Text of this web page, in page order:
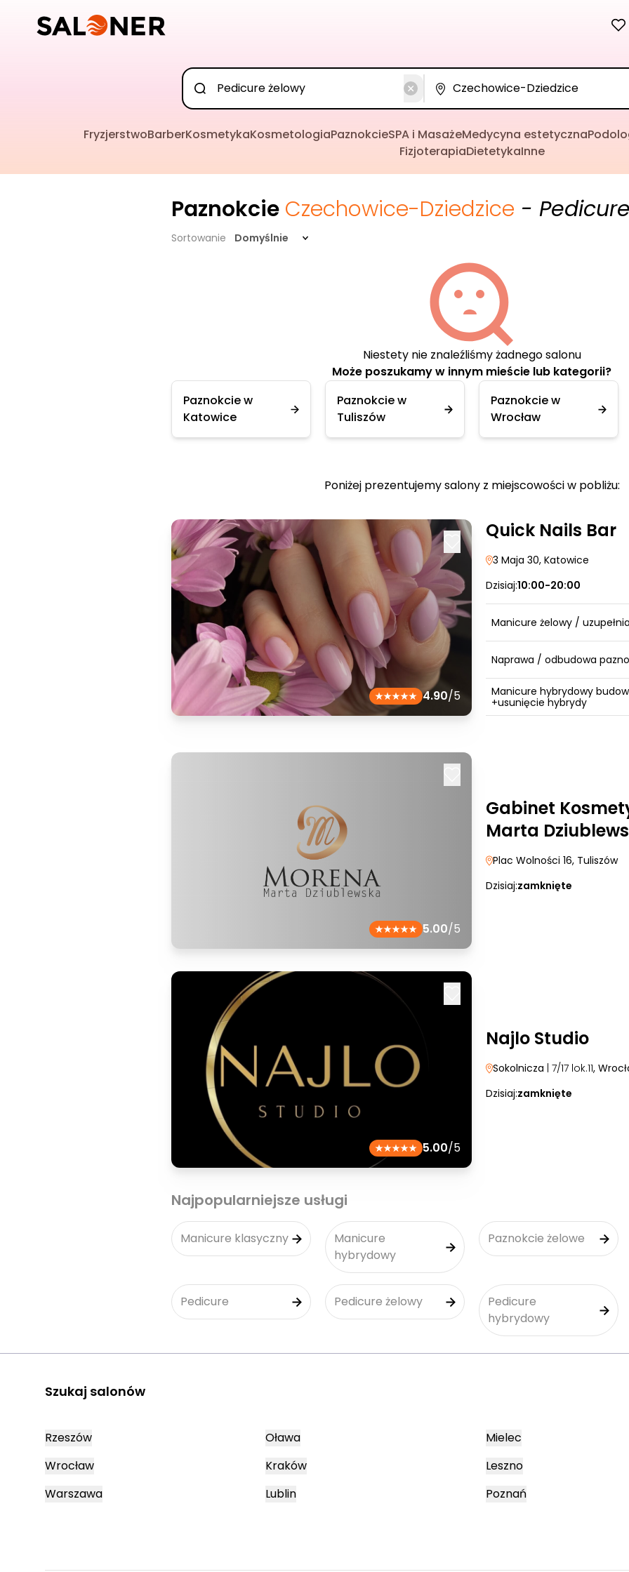
FryzjerstwoBarberKosmetykaKosmetologiaPaznokcieSPA i MasażeMedycyna estetyczna
FizjoterapiaDietetykaInne
Paznokcie Czechowice-Dziedzice -
Sortowanie Domyślnie
Niestety nie znaleźliśmy żadnego salonu
Może poszukamy w innym mieście lub kategorii?
Paznokcie w
Katowice
Paznokcie w
Tuliszów
Paznokcie w
Wrocław
Poniżej prezentujemy salony z miejscowości w pobliżu:
4.90/5
Quick Nails Bar
3 Maja 30, Katowice
Dzisiaj:10:00-20:00
Manicure żelowy /
Naprawa / odbudowa
Manicure hybrydowy
+usunięcie hybrydy
5.00/5
Gabinet
Marta
Plac Wolności 16, Tuliszów
Dzisiaj:zamknięte
5.00/5
Najlo Studio
Sokolnicza | 7/17 lok.11,
Dzisiaj:zamknięte
Najpopularniejsze usługi
Manicure klasyczny
Manicure
hybrydowy
Paznokcie żelowe
Pedicure Pedicure żelowy
Pedicure
hybrydowy
Szukaj salonów
Rzeszów
Wrocław
Warszawa
Oława
Kraków
Lublin
Mielec
Leszno
Poznań